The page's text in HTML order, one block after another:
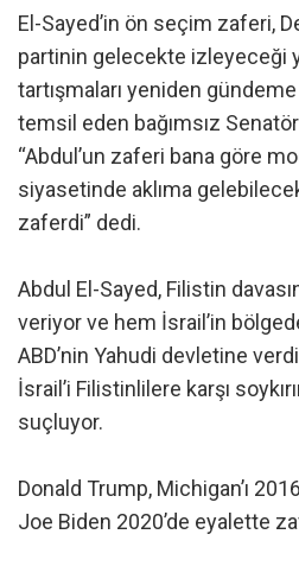
El-Sayed’in ön seçim zaferi,
partinin gelecekte izleyeceği
tartışmaları yeniden
temsil eden bağımsız
“Abdul’un zaferi bana göre
siyasetinde aklıma
zaferdi” dedi.
Abdul El-Sayed, Filistin
veriyor ve hem İsrail’in
ABD’nin Yahudi devletine
İsrail’i Filistinlilere karşı
suçluyor.
Donald Trump, Michigan’ı
Joe Biden 2020’de eyalette